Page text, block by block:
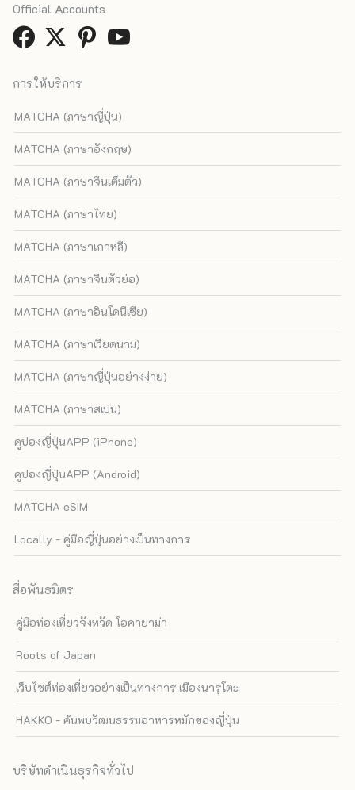
การให้บริการ
MATCHA (ภาษาญี่ปุ่น)
MATCHA (ภาษาอังกฤษ)
MATCHA (ภาษาจีนเต็มตัว)
MATCHA (ภาษาไทย)
MATCHA (ภาษาเกาหลี)
MATCHA (ภาษาจีนตัวย่อ)
MATCHA (ภาษาอินโดนีเซีย)
MATCHA (ภาษาเวียดนาม)
MATCHA (ภาษาญี่ปุ่นอย่างง่าย)
MATCHA (ภาษาสเปน)
คูปองญี่ปุ่นAPP (iPhone)
คูปองญี่ปุ่นAPP (Android)
MATCHA eSIM
Locally - คู่มือญี่ปุ่นอย่างเป็นทางการ
สื่อพันธมิตร
คู่มือท่องเที่ยวจังหวัด โอคายาม่า
Roots of Japan
เว็บไซต์ท่องเที่ยวอย่างเป็นทางการ เมืองนารุโตะ
HAKKO - ค้นพบวัฒนธรรมอาหารหมักของญี่ปุ่น
บริษัทดำเนินธุรกิจทั่วไป
Official Accounts